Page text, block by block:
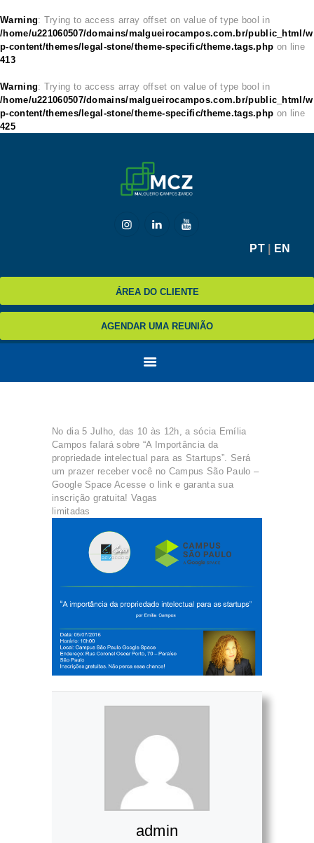
Warning: Trying to access array offset on value of type bool in
/home/u221060507/domains/malgueirocampos.com.br/public_html/w
p-content/themes/legal-stone/theme-specific/theme.tags.php on line
413
Warning: Trying to access array offset on value of type bool in
/home/u221060507/domains/malgueirocampos.com.br/public_html/w
p-content/themes/legal-stone/theme-specific/theme.tags.php on line
425
PT| EN
ÁREA DO CLIENTE
AGENDAR UMA REUNIÃO
HOME
MCZ
EXPERTISE
No dia 5 Julho, das 10 às 12h, a sócia Emília
Campos falará sobre “A Importância da
propriedade intelectual para as Startups”. Será
um prazer receber você no Campus São Paulo –
Google Space Acesse o link e garanta sua
inscrição gratuita! Vagas
limitadas
admin